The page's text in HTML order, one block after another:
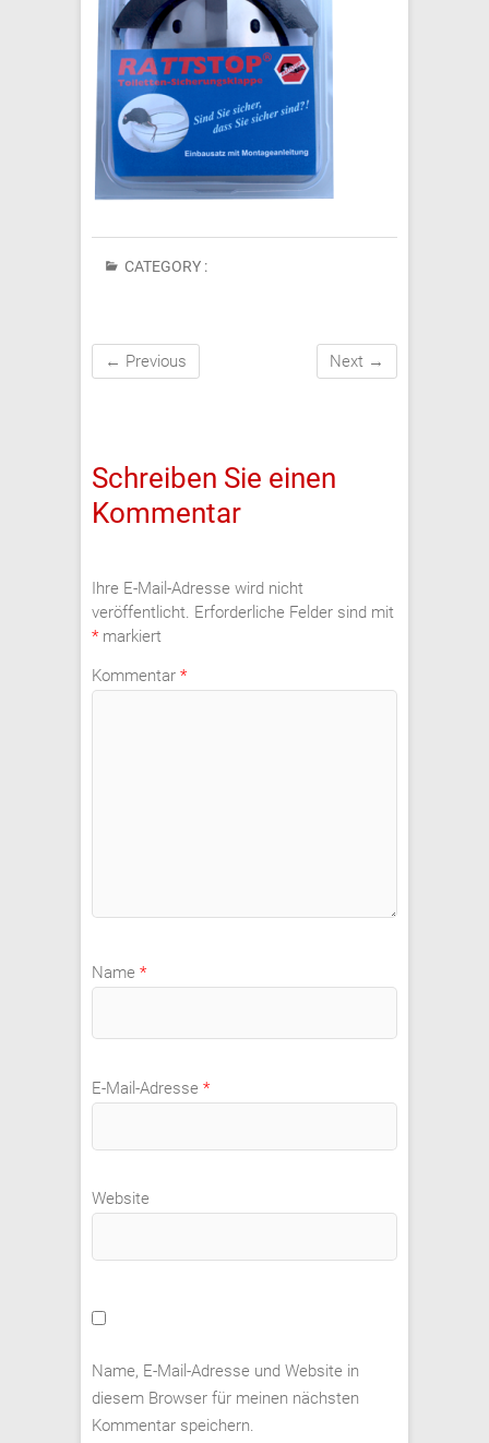
CATEGORY :
← Previous Next →
Schreiben Sie einen
Kommentar
Ihre E-Mail-Adresse wird nicht
veröffentlicht. Erforderliche Felder sind mit
* markiert
Kommentar *
Name *
E-Mail-Adresse *
Website
Name, E-Mail-Adresse und Website in
diesem Browser für meinen nächsten
Kommentar speichern.